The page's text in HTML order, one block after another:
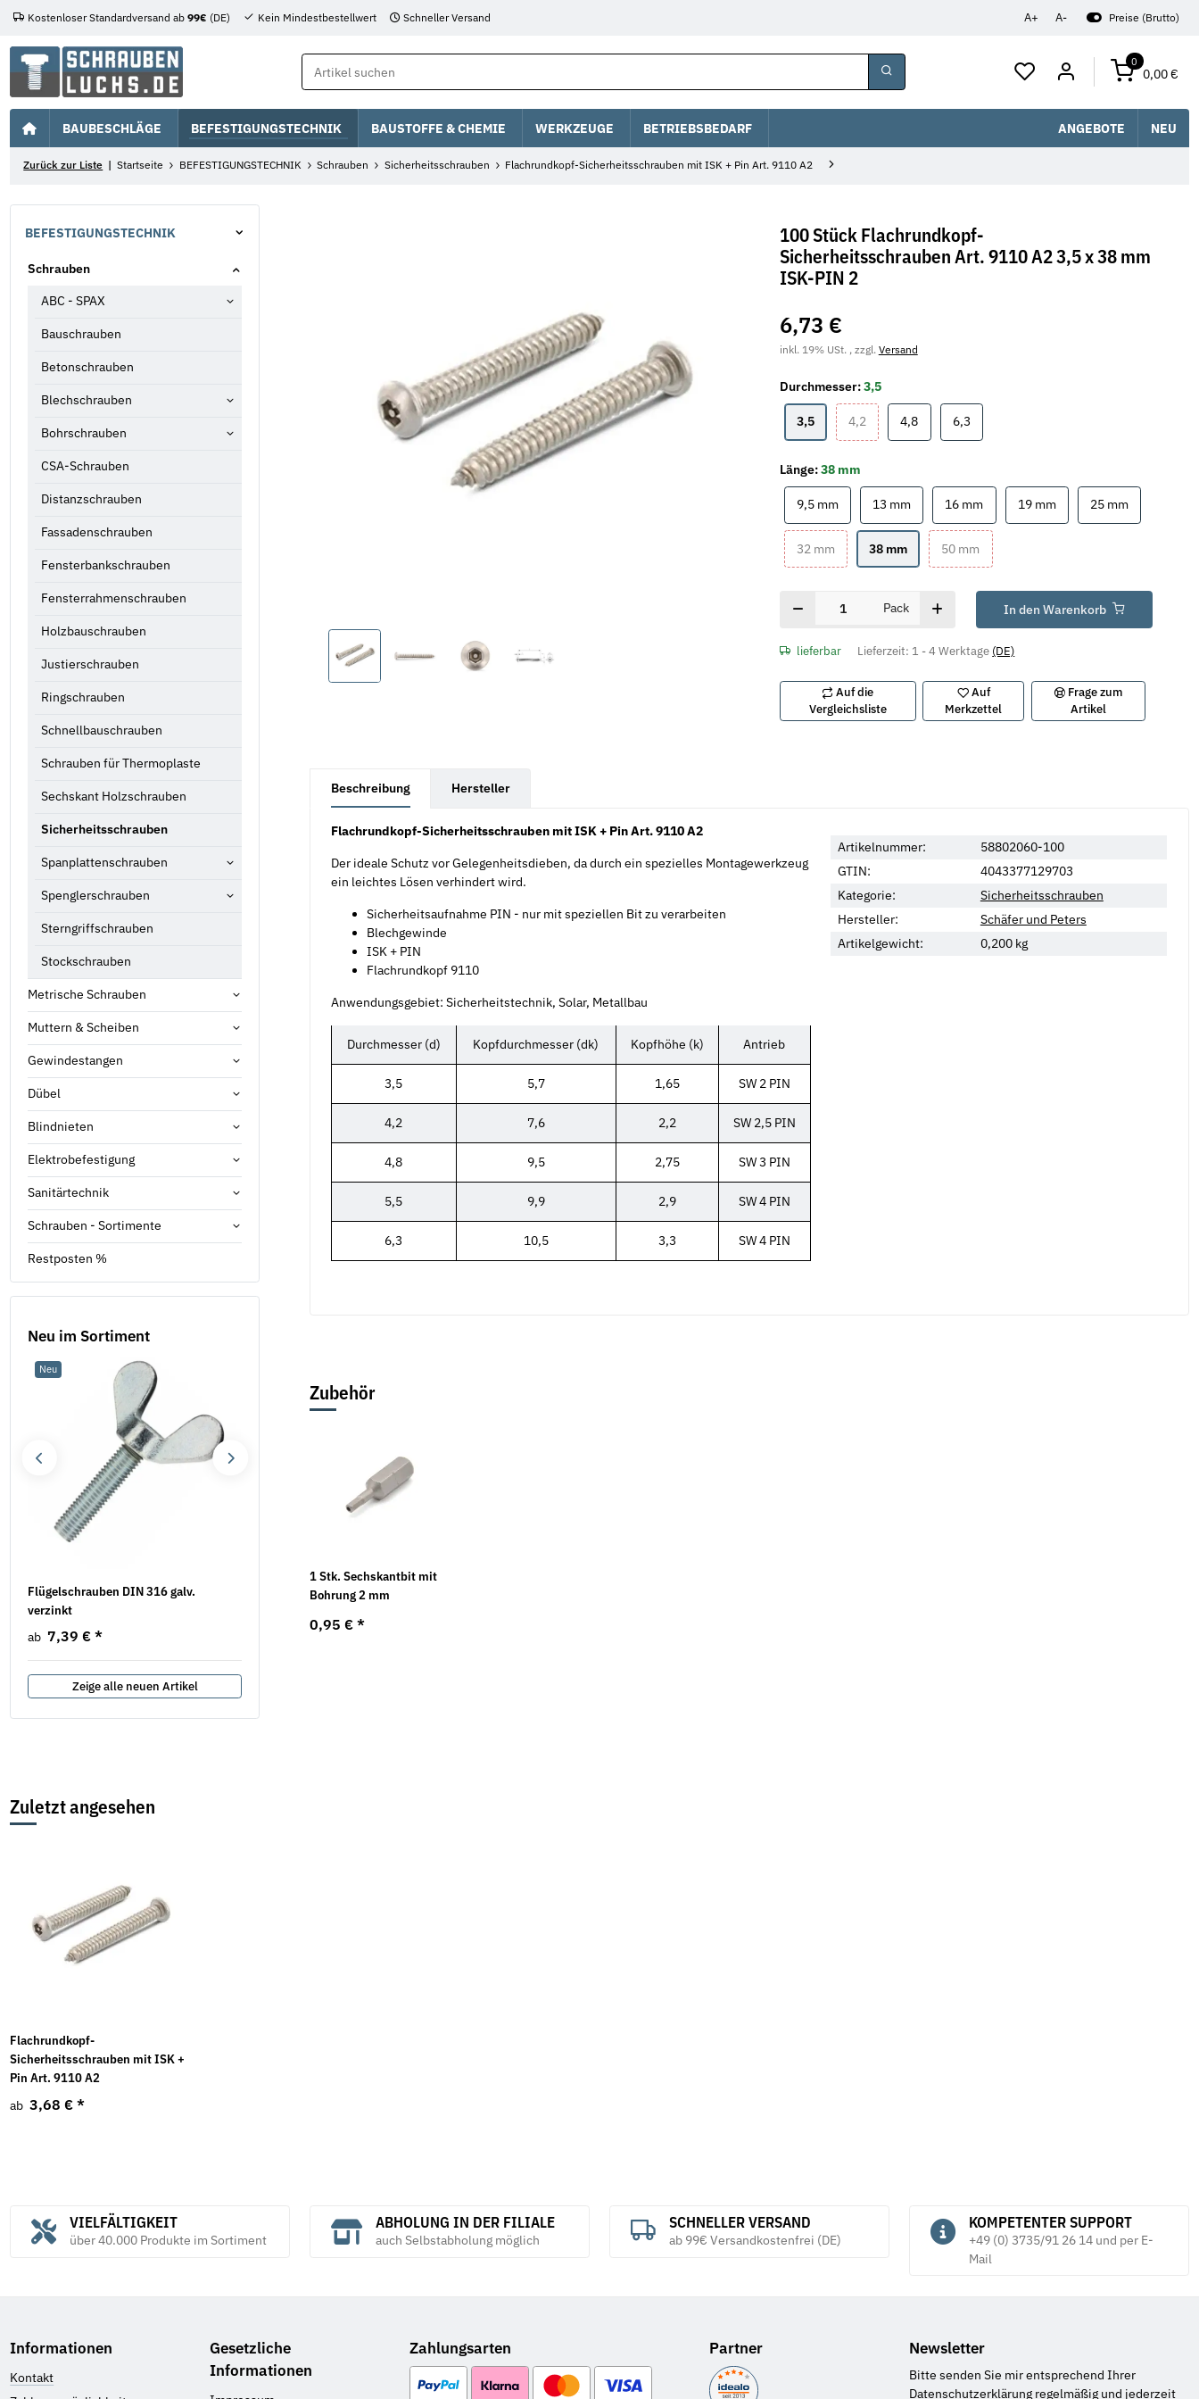
A+ A- Preise (Brutto)
Kostenloser Standardversand ab 99€ (DE) Kein Mindestbestellwert Schneller Versand
0
0,00 €
BAUBESCHLÄGE BEFESTIGUNGSTECHNIK BAUSTOFFE & CHEMIE WERKZEUGE BETRIEBSBEDARF ANGEBOTE NEU
Zurück zur Liste Startseite BEFESTIGUNGSTECHNIK Schrauben Sicherheitsschrauben Flachrundkopf-Sicherheitsschrauben mit ISK + Pin Art. 9110 A2
100 Stück Flachrundkopf-
Sicherheitsschrauben Art. 9110 A2 3,5 x 38 mm
ISK-PIN 2
6,73 €
inkl. 19% USt. , zzgl.Versand
Durchmesser:3,5
3,53,5 4,2 4,2 4,84,8 6,36,3
Länge:38 mm
9,5 mm9,5 mm13 mm13 mm16 mm16 mm19 mm19 mm25 mm25 mm
32 mm32 mm38 mm38 mm50 mm 50 mm
Pack In den Warenkorb
lieferbar Lieferzeit: 1 - 4 Werktage (DE)
Auf die
Vergleichsliste
Auf
Merkzettel
Frage zum
Artikel
Beschreibung Hersteller
Flachrundkopf-Sicherheitsschrauben mit ISK + Pin Art. 9110 A2
Der ideale Schutz vor Gelegenheitsdieben, da durch ein spezielles Montagewerkzeug
ein leichtes Lösen verhindert wird.
Sicherheitsaufnahme PIN - nur mit speziellen Bit zu verarbeiten
Blechgewinde
ISK + PIN
Flachrundkopf 9110
Anwendungsgebiet: Sicherheitstechnik, Solar, Metallbau
Durchmesser (d) Kopfdurchmesser (dk) Kopfhöhe (k) Antrieb
3,5 5,7 1,65 SW 2 PIN
4,2 7,6 2,2 SW 2,5 PIN
4,8 9,5 2,75 SW 3 PIN
5,5 9,9 2,9 SW 4 PIN
6,3 10,5 3,3 SW 4 PIN
Artikelnummer:
58802060-100
GTIN:
4043377129703
Kategorie:
Sicherheitsschrauben
Hersteller:
Schäfer und Peters
Artikelgewicht:
0,200 kg
Zubehör
1 Stk. Sechskantbit mit
Bohrung 2 mm
0,95 €*
BEFESTIGUNGSTECHNIK
Schrauben
ABC - SPAX
Bauschrauben
Betonschrauben
Blechschrauben
Bohrschrauben
CSA-Schrauben
Distanzschrauben
Fassadenschrauben
Fensterbankschrauben
Fensterrahmenschrauben
Holzbauschrauben
Justierschrauben
Ringschrauben
Schnellbauschrauben
Schrauben für Thermoplaste
Sechskant Holzschrauben
Sicherheitsschrauben
Spanplattenschrauben
Spenglerschrauben
Sterngriffschrauben
Stockschrauben
Metrische Schrauben
Muttern & Scheiben
Gewindestangen
Dübel
Blindnieten
Elektrobefestigung
Sanitärtechnik
Schrauben - Sortimente
Restposten %
Neu im Sortiment
Neu
Flügelschrauben DIN 316 galv.
verzinkt
ab 7,39 € *
Sicherungsmuttern DIN 7967 galv.
28,08 € -
Zeige alle neuen Artikel
Zuletzt angesehen
Flachrundkopf-
Sicherheitsschrauben mit ISK +
Pin Art. 9110 A2
ab 3,68 € *
VIELFÄLTIGKEIT
über 40.000 Produkte im Sortiment
ABHOLUNG IN DER FILIALE
auch Selbstabholung möglich
SCHNELLER VERSAND
ab 99€ Versandkostenfrei (DE)
KOMPETENTER SUPPORT
+49 (0) 3735/91 26 14 und per E-
Mail
Informationen
Kontakt
Gesetzliche
Informationen
Zahlungsarten Partner Newsletter
Bitte senden Sie mir entsprechend Ihrer
Datenschutzerklärung regelmäßig und jederzeit